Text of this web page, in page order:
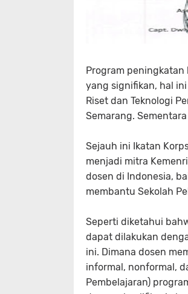
Program peningkatan
yang signifikan, hal
Riset dan Teknologi
Semarang.
Sejauh ini Ikatan
menjadi mitra
dosen di Indonesia,
membantu Sekolah
Seperti diketahui
dapat dilakukan
ini. Dimana dosen
informal, nonformal,
Pembelajaran)